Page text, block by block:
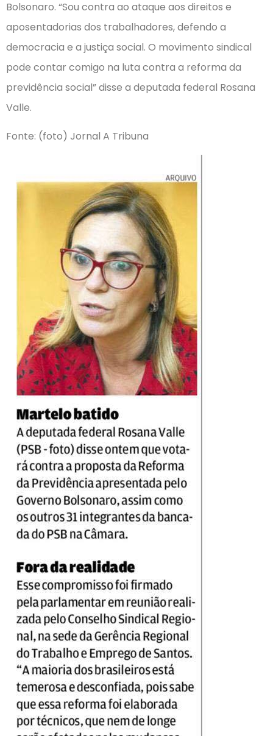
Bolsonaro. “Sou contra ao ataque aos direitos e
aposentadorias dos trabalhadores, defendo a
democracia e a justiça social. O movimento sindical
pode contar comigo na luta contra a reforma da
previdência social” disse a deputada federal Rosana
Valle.
Fonte: (foto) Jornal A Tribuna